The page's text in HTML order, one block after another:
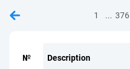
1 ... 376
№ Description